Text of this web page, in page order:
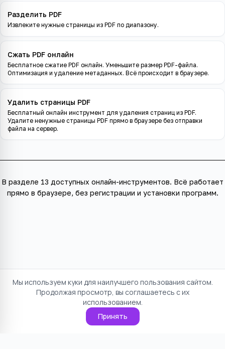
Разделить PDF
Извлеките нужные страницы из PDF по диапазону.
Сжать PDF онлайн
Бесплатное сжатие PDF онлайн. Уменьшите размер PDF-файла.
Оптимизация и удаление метаданных. Всё происходит в браузере.
Удалить страницы PDF
Бесплатный онлайн инструмент для удаления страниц из PDF.
Удалите ненужные страницы PDF прямо в браузере без отправки
файла на сервер.
В разделе 13 доступных онлайн-инструментов. Всё работает
прямо в браузере, без регистрации и установки программ.
Мы используем куки для наилучшего пользования сайтом.
Продолжая просмотр, вы соглашаетесь с их
использованием.
Принять